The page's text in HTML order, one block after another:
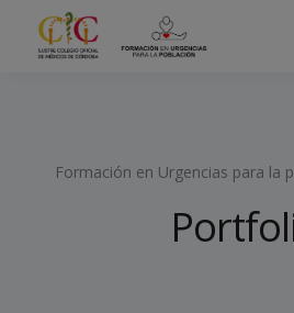
Formación en Urgencias para la